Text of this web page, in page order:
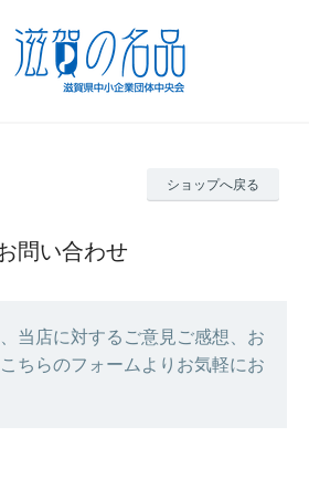
ショップへ戻る
問い合わせ
当店に対するご意見ご感想、お
ちらのフォームよりお気軽にお